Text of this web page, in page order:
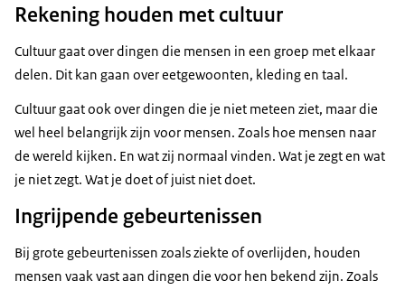
Rekening houden met cultuur
Cultuur gaat over dingen die mensen in een groep met elkaar
delen. Dit kan gaan over eetgewoonten, kleding en taal.
Cultuur gaat ook over dingen die je niet meteen ziet, maar die
wel heel belangrijk zijn voor mensen. Zoals hoe mensen naar
de wereld kijken. En wat zij normaal vinden. Wat je zegt en wat
je niet zegt. Wat je doet of juist niet doet.
Ingrijpende gebeurtenissen
Bij grote gebeurtenissen zoals ziekte of overlijden, houden
mensen vaak vast aan dingen die voor hen bekend zijn. Zoals